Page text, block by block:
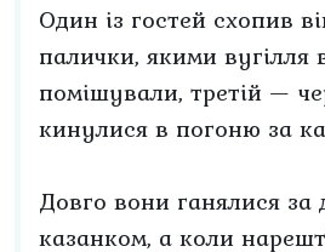
Один із гостей схопив
палички, якими вугілля
помішували, третій —
кинулися в погоню за
Довго вони ганялися
казанком, а коли